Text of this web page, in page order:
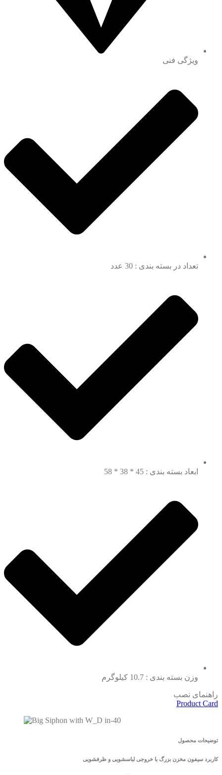
ویژگی فنی
تعداد در بسته بندی : 30 عدد
ابعاد بسته بندی : 45 * 38 * 58
وزن بسته بندی : 10.7 کیلوگرم
راهنمای نصب
Product Card
توضیحات محصول
کاربرد سیفون مخزن بزرگ با خروجی لباسشویی و ظرفشویی